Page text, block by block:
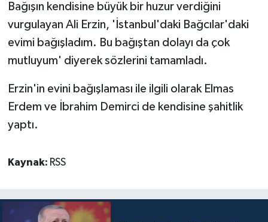
Bağışın kendisine büyük bir huzur verdiğini
vurgulayan Ali Erzin, 'İstanbul'daki Bağcılar'daki
evimi bağışladım. Bu bağıştan dolayı da çok
mutluyum' diyerek sözlerini tamamladı.
Erzin'in evini bağışlaması ile ilgili olarak Elmas
Erdem ve İbrahim Demirci de kendisine şahitlik
yaptı.
Kaynak: RSS